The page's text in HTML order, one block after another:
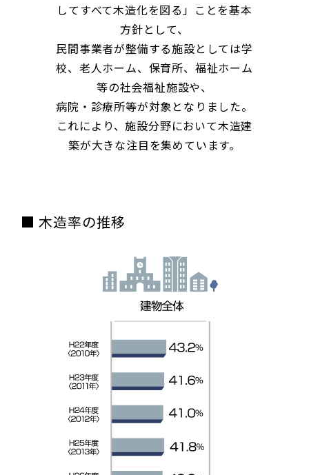
してすべて木造化を図る」ことを基本
方針として、
民間事業者が整備する施設としては学
校、老人ホーム、保育所、福祉ホーム
等の社会福祉施設や、
病院・診療所等が対象となりました。
これにより、施設分野において木造建
築が大きな注目を集めています。
■ 木造率の推移